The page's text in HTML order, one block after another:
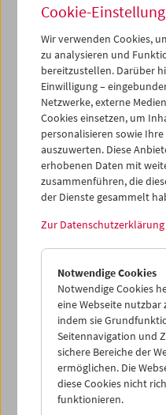
höhere symbolische
Niederschlagung eines
von Eisensteins Debüt
Streik
Viehschlachtung
Beim Proletkult-Theater,
zufällig als Kulissenmaler
war, stieg Eisenstein
zum Regisseur auf, aber
unflexibel. Unter dem
experimentellen
Montage-Theorien wandte
Der Auslandserfolg von
Filmauftrag ein, der die
Meilenstein gefeiert und
einer globalen
Film über die
Problemen mit der
umfassendste
Konzepten, aber kurz vor
Film radikal kürzen, um
Hauptprotagonisten
Cookie-
Wir verwenden Cookies,
zu analysieren und
bereitzustellen. Darüber
Einwilligung –
Netzwerke, externe
Cookies einsetzen, um
personalisieren sowie
auszuwerten. Diese
erhobenen Daten mit
zusammenführen, die
der Dienste gesammelt
Zur Datenschutzerklärung
Notwendige Cookies
Notwendige Cookies
eine Webseite nutzbar
indem sie
Seitennavigation und
sichere Bereiche der
ermöglichen. Die
diese Cookies nicht
funktionieren.